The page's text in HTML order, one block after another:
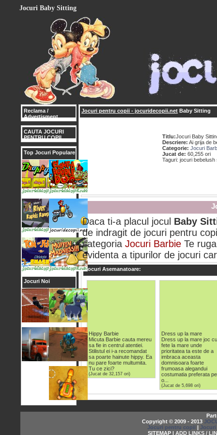
Jocuri Baby Sitting
Reclama /
Advertisment
CAUTA JOCURI
PENTRU COPII
Top Jocuri Populare
Jocuri Noi
Jocuri pentru copii - jocuridecopii.net Baby Sitting
Titlu:Jocuri Baby
Descriere: Ai grija de
Categorie: Jocuri
Jucat de: 60,255 ori
Taguri: jocuri
Daca ti-a placul jocul Baby
de indragit de jocuri pentru
categoria Jocuri Barbie Te
evidenta a tipurilor de jocuri
Jocuri Asemanatoare:
Hippy Barbie
Micuta Barbie cauta mereu
sa fie in centrul atentiei.
Stilistul ei i-a recomandat
sa poarte hainute hippy. Ea
nu pare foarte multumita.
Tu ce zici?
(Jucat de 32,157 ori)
Dress up la mare
Dress up la mare joc cu
fete la mare unde
prioritatea ta este de a
imbraca aceasta
domnisoara foarte
frumoasa alegandui
costumatia preferata
o...
(Jucat de 5,698 ori)
Copyright © 2009 - 2013
Jocuri pentru copii | Jocuri
SITEMAP | ADD LINKS /